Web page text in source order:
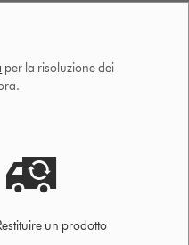
per la risoluzione dei
un prodotto